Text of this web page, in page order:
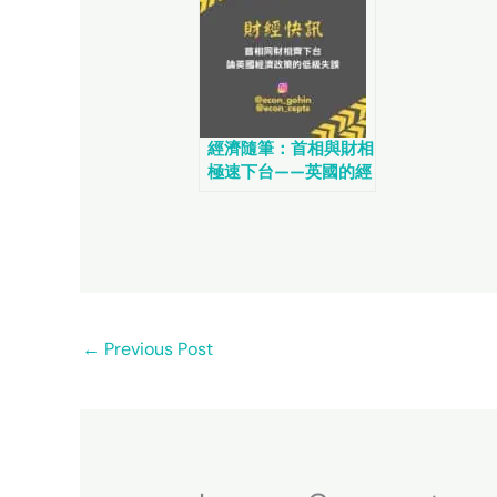
經濟隨筆：首相與財相
極速下台——英國的經
← Previous Post